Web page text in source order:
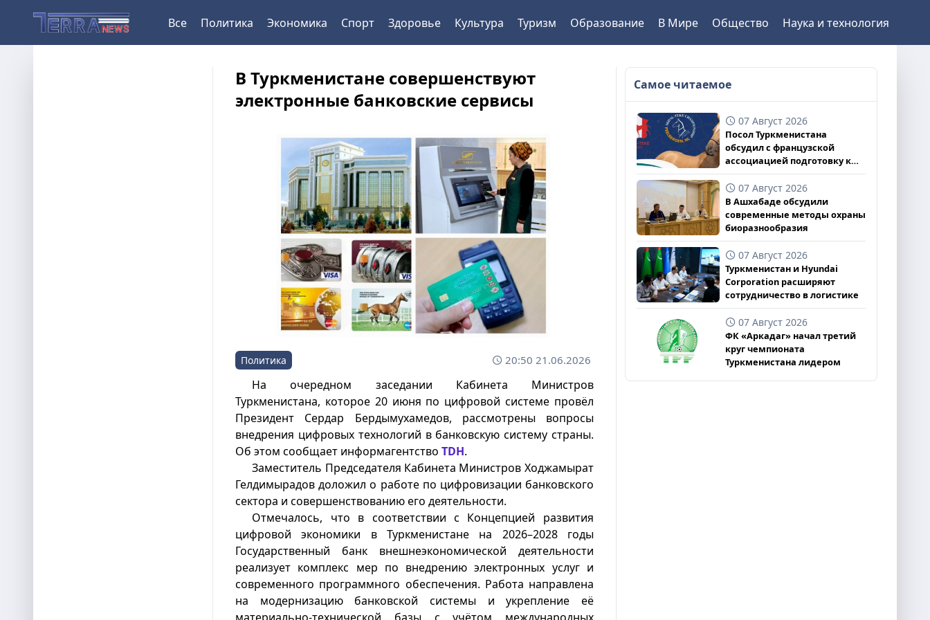
Все Политика Экономика Спорт Здоровье Культура Туризм Образование В Мире Общество Наука и технология
В Туркменистане совершенствуют
электронные банковские сервисы
Политика 20:50 21.06.2026
На очередном заседании Кабинета Министров
Туркменистана, которое 20 июня по цифровой системе провёл
Президент Сердар Бердымухамедов, рассмотрены вопросы
внедрения цифровых технологий в банковскую систему страны.
Об этом сообщает информагентствоTDH.
Заместитель Председателя Кабинета Министров Ходжамырат
Гелдимырадов доложил о работе по цифровизации банковского
сектора и совершенствованию его деятельности.
Отмечалось, что в соответствии с Концепцией развития
цифровой экономики в Туркменистане на 2026–2028 годы
Государственный банк внешнеэкономической деятельности
реализует комплекс мер по внедрению электронных услуг и
современного программного обеспечения. Работа направлена
на модернизацию банковской системы и укрепление её
Самое читаемое
07 Август 2026
Посол Туркменистана
обсудил с французской
ассоциацией подготовку к
чемпионату
07 Август 2026
В Ашхабаде обсудили
современные методы охраны
биоразнообразия
07 Август 2026
Туркменистан и Hyundai
Corporation расширяют
сотрудничество в логистике
07 Август 2026
ФК «Аркадаг» начал третий
круг чемпионата
Туркменистана лидером